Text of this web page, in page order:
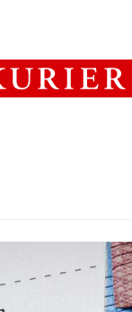
PolitikWirtschaft